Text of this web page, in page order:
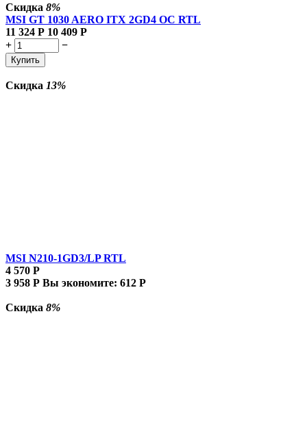
Скидка 8%
MSI GT 1030 AERO ITX 2GD4 OC RTL
11 324 Р 10 409 Р
+
−
Купить
Скидка 13%
MSI N210-1GD3/LP RTL
4 570 Р
3 958 Р Вы экономите: 612 Р
Скидка 8%